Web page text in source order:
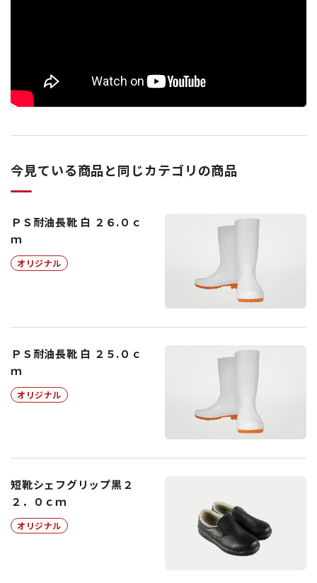
今見ている商品と同じカテゴリの商品
ＰＳ耐油長靴 白 ２６.０ｃ
ｍ
オリジナル
ＰＳ耐油長靴 白 ２５.０ｃ
ｍ
オリジナル
短靴シェフグリップ黒２
２．０ｃｍ
オリジナル